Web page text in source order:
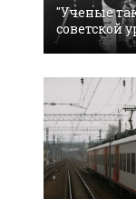
"Ученые
советской